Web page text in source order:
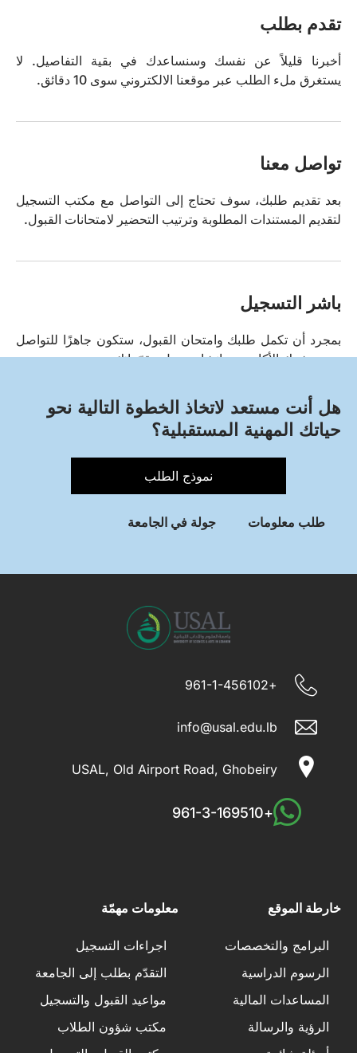
تقدم بطلب
أخبرنا قليلاً عن نفسك وسنساعدك في بقية التفاصيل. لا
يستغرق ملء الطلب عبر موقعنا الالكتروني سوى 10 دقائق.
تواصل معنا
بعد تقديم طلبك، سوف تحتاج إلى التواصل مع مكتب التسجيل
لتقديم المستندات المطلوبة وترتيب التحضير لامتحانات القبول.
باشر التسجيل
بمجرد أن تكمل طلبك وامتحان القبول، ستكون جاهزًا للتواصل
مع مرشدك الأكاديمي وإنشاء جدول مقرّراتك.
هل أنت مستعد لاتخاذ الخطوة التالية نحو
حياتك المهنية المستقبلية؟
نموذج الطلب
طلب معلومات جولة في الجامعة
+961-1-456102
info@usal.edu.lb
USAL, Old Airport Road, Ghobeiry
+961-3-169510
خارطة الموقع
البرامج والتخصصات
الرسوم الدراسية
المساعدات المالية
الرؤية والرسالة
معلومات مهمّة
اجراءات التسجيل
التقدّم بطلب إلى الجامعة
مواعيد القبول والتسجيل
مكتب شؤون الطلاب